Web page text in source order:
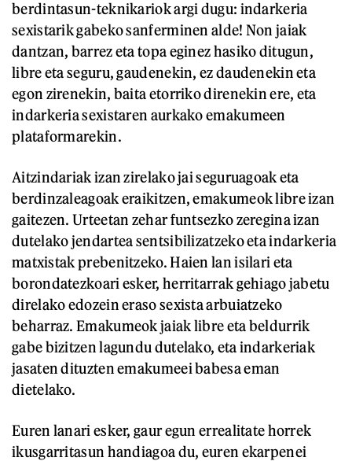
berdintasun-teknikariok argi dugu: indarkeria
sexistarik gabeko sanferminen alde! Non jaiak
dantzan, barrez eta topa eginez hasiko ditugun,
libre eta seguru, gaudenekin, ez daudenekin eta
egon zirenekin, baita etorriko direnekin ere, eta
indarkeria sexistaren aurkako emakumeen
plataformarekin.
Aitzindariak izan zirelako jai seguruagoak eta
berdinzaleagoak eraikitzen, emakumeok libre izan
gaitezen. Urteetan zehar funtsezko zeregina izan
dutelako jendartea sentsibilizatzeko eta indarkeria
matxistak prebenitzeko. Haien lan isilari eta
borondatezkoari esker, herritarrak gehiago jabetu
direlako edozein eraso sexista arbuiatzeko
beharraz. Emakumeok jaiak libre eta beldurrik
gabe bizitzen lagundu dutelako, eta indarkeriak
jasaten dituzten emakumeei babesa eman
dietelako.
Euren lanari esker, gaur egun errealitate horrek
ikusgarritasun handiagoa du, euren ekarpenei